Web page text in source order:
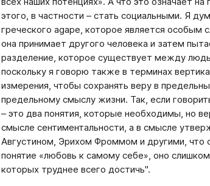
этого, в частности – стать социальными. Я
греческого agape, которое является особым
она принимает другого человека и затем
разделение, которое существует между
поскольку я говорю также в терминах
измерения, чтобы сохранять веру в
предельному смыслу жизни. Так, если
– это два понятия, которые необходимы, но
смысле сентиментальности, а в смысле
Августином, Эрихом Фроммом и другими, что
понятие «любовь к самому себе», оно
которых труднее всего достичь".